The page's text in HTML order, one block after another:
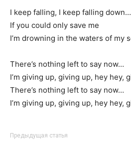
I keep falling, I keep falling down…
If you could only save me
I’m drowning in the waters of my
There’s nothing left to say now…
I’m giving up, giving up, hey hey,
There’s nothing left to say now…
I’m giving up, giving up, hey hey,
Предыдущая статья